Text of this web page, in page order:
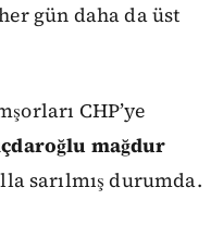
gün daha da üst
CHP’ye
mağdur
sarılmış durumda.